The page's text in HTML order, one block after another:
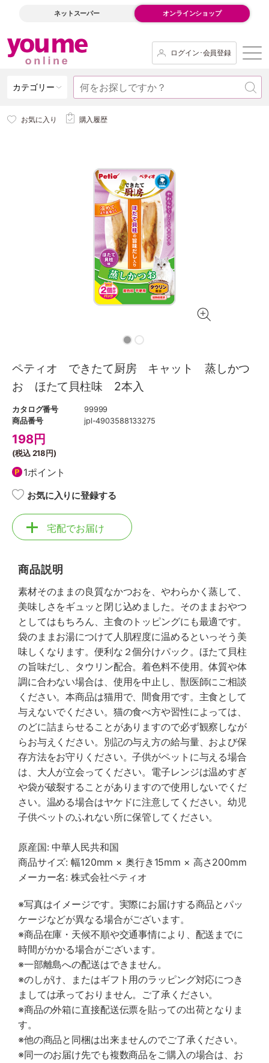
ネットスーパー オンラインショップ
ログイン･会員登録
カテゴリー
お気に入り 購入履歴
ペティオ できたて厨房 キャット 蒸しかつ
お ほたて貝柱味 2本入
カタログ番号
99999
商品番号
jpl-4903588133275
198円
(税込218円)
1ポイント
お気に入りに登録する
宅配でお届け
商品説明
素材そのままの良質なかつおを、やわらかく蒸して、
美味しさをギュッと閉じ込めました。そのままおやつ
としてはもちろん、主食のトッピングにも最適です。
袋のままお湯につけて人肌程度に温めるといっそう美
味しくなります。便利な２個分けパック。ほたて貝柱
の旨味だし、タウリン配合。着色料不使用。体質や体
調に合わない場合は、使用を中止し、獣医師にご相談
ください。本商品は猫用で、間食用です。主食として
与えないでください。猫の食べ方や習性によっては、
のどに詰まらせることがありますので必ず観察しなが
らお与えください。別記の与え方の給与量、および保
存方法をお守りください。子供がペットに与える場合
は、大人が立会ってください。電子レンジは温めすぎ
や袋が破裂することがありますので使用しないでくだ
さい。温める場合はヤケドに注意してください。幼児
子供ペットのふれない所に保管してください。
原産国: 中華人民共和国
商品サイズ: 幅120mm × 奥行き15mm × 高さ200mm
メーカー名: 株式会社ペティオ
※写真はイメージです。実際にお届けする商品とパッ
ケージなどが異なる場合がございます。
※商品在庫・天候不順や交通事情により、配送までに
時間がかかる場合がございます。
※一部離島への配送はできません。
※のしがけ、またはギフト用のラッピング対応につき
ましては承っておりません。ご了承ください。
※商品の外箱に直接配送伝票を貼っての出荷となりま
す。
※他の商品と同梱は出来ませんのでご了承ください。
※同一のお届け先でも複数商品をご購入の場合は、お